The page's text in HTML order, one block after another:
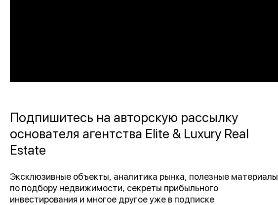
Подпишитесь на авторскую рассылку
основателя агентства Elite & Luxury Real
Estate
Эксклюзивные объекты, аналитика рынка, полезные материалы
по подбору недвижимости, секреты прибыльного
инвестирования и многое другое уже в подписке